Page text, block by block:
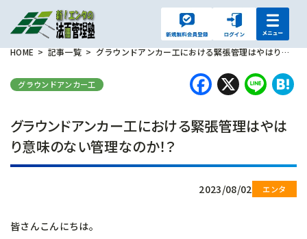
HOME 記事一覧 グラウンドアンカー工における緊張管理はやはり意味のない管理なのか！？
グラウンドアンカー工 X
グラウンドアンカー工における緊張管理はやは
り意味のない管理なのか！？
2023/08/02
皆さんこんにちは。